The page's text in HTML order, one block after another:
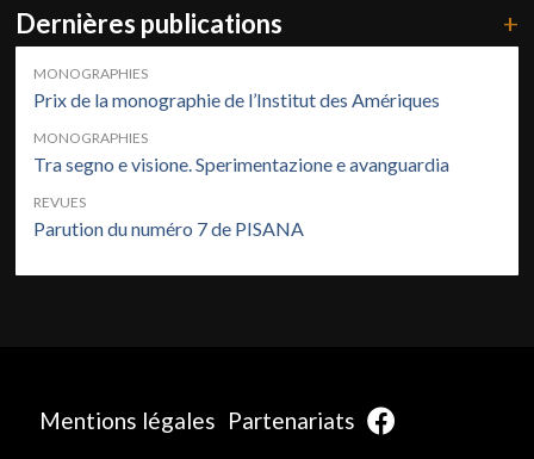
Dernières publications +
MONOGRAPHIES
Prix de la monographie de l’Institut des Amériques
MONOGRAPHIES
Tra segno e visione. Sperimentazione e avanguardia
REVUES
Parution du numéro 7 de PISANA
Mentions légales Partenariats